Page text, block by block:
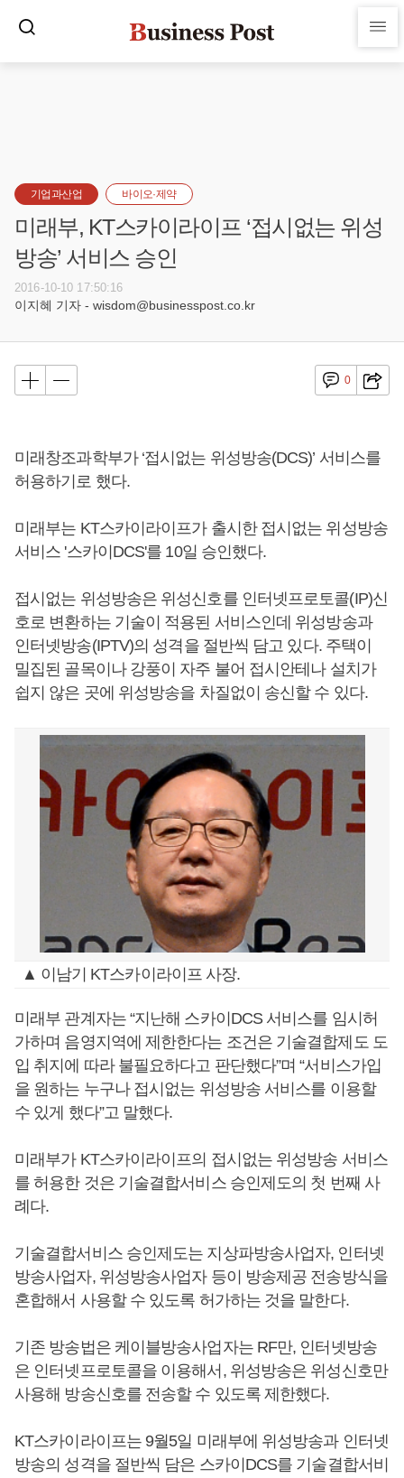
기업과산업 바이오·제약
미래부, KT스카이라이프 ‘접시없는 위성
방송’ 서비스 승인
2016-10-10 17:50:16
이지혜 기자 - wisdom@businesspost.co.kr
0
미래창조과학부가 ‘접시없는 위성방송(DCS)’ 서비스를
허용하기로 했다.
미래부는 KT스카이라이프가 출시한 접시없는 위성방송
서비스 '스카이DCS'를 10일 승인했다.
접시없는 위성방송은 위성신호를 인터넷프로토콜(IP)신
호로 변환하는 기술이 적용된 서비스인데 위성방송과
인터넷방송(IPTV)의 성격을 절반씩 담고 있다. 주택이
밀집된 골목이나 강풍이 자주 불어 접시안테나 설치가
쉽지 않은 곳에 위성방송을 차질없이 송신할 수 있다.
▲ 이남기 KT스카이라이프 사장.
미래부 관계자는 “지난해 스카이DCS 서비스를 임시허
가하며 음영지역에 제한한다는 조건은 기술결합제도 도
입 취지에 따라 불필요하다고 판단했다”며 “서비스가입
을 원하는 누구나 접시없는 위성방송 서비스를 이용할
수 있게 했다”고 말했다.
미래부가 KT스카이라이프의 접시없는 위성방송 서비스
를 허용한 것은 기술결합서비스 승인제도의 첫 번째 사
례다.
기술결합서비스 승인제도는 지상파방송사업자, 인터넷
방송사업자, 위성방송사업자 등이 방송제공 전송방식을
혼합해서 사용할 수 있도록 허가하는 것을 말한다.
기존 방송법은 케이블방송사업자는 RF만, 인터넷방송
은 인터넷프로토콜을 이용해서, 위성방송은 위성신호만
사용해 방송신호를 전송할 수 있도록 제한했다.
KT스카이라이프는 9월5일 미래부에 위성방송과 인터넷
방송의 성격을 절반씩 담은 스카이DCS를 기술결합서비